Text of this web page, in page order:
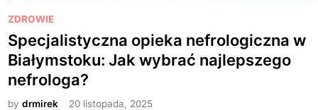
P
o
s
t
e
d
ZDROWIE
Specjalistyczna opieka nefrologiczna w
Białymstoku: Jak wybrać najlepszego
nefrologa?
bydrmirek 20 listopada, 2025